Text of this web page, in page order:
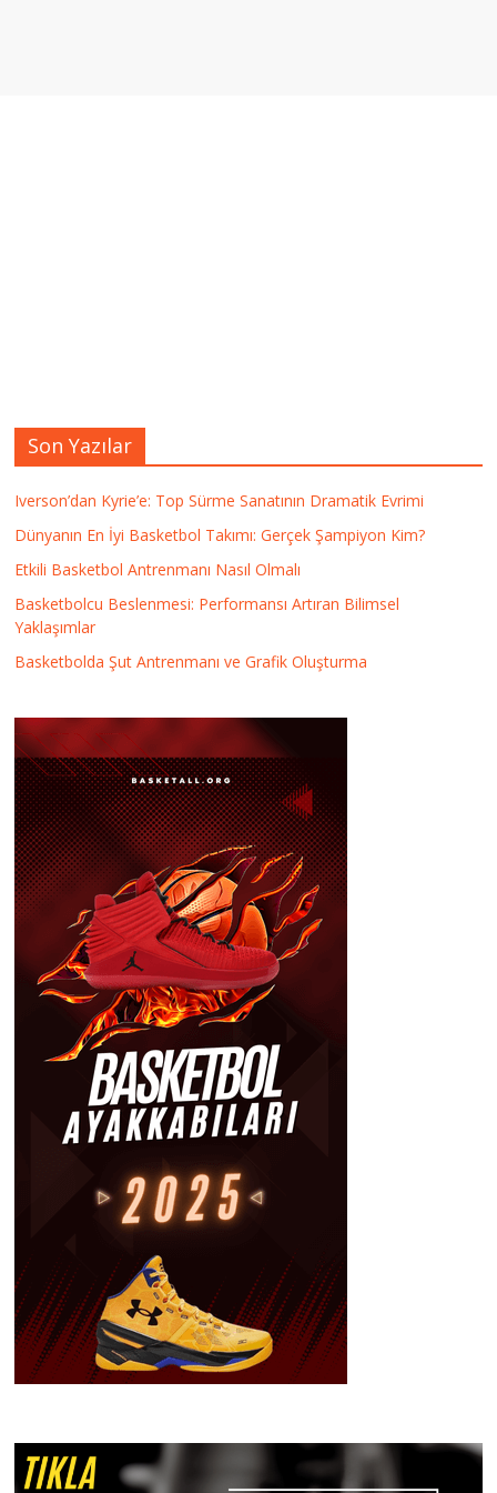
Son Yazılar
Iverson’dan Kyrie’e: Top Sürme Sanatının Dramatik Evrimi
Dünyanın En İyi Basketbol Takımı: Gerçek Şampiyon Kim?
Etkili Basketbol Antrenmanı Nasıl Olmalı
Basketbolcu Beslenmesi: Performansı Artıran Bilimsel
Yaklaşımlar
Basketbolda Şut Antrenmanı ve Grafik Oluşturma